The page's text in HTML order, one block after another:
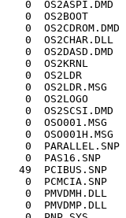
OS2ASPI.DMD
OS2BOOT
OS2CHAR.DLL
OS2DASD.DMD
OS2KRNL
0  OS2LDR
OS2LDR.MSG
OS2LOGO
OS2SCSI.DMD
OSO001.MSG
OSO001H.MSG
PARALLEL.SNP
PAS16.SNP
PCIBUS.SNP
PCMCIA.SNP
PMVDMH.DLL
PMVDMP.DLL